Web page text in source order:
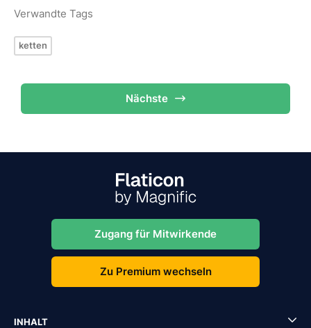
Verwandte Tags
ketten
Nächste
Zugang für Mitwirkende
Zu Premium wechseln
INHALT